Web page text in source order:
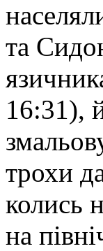
та
16:31),
трохи
колись
на